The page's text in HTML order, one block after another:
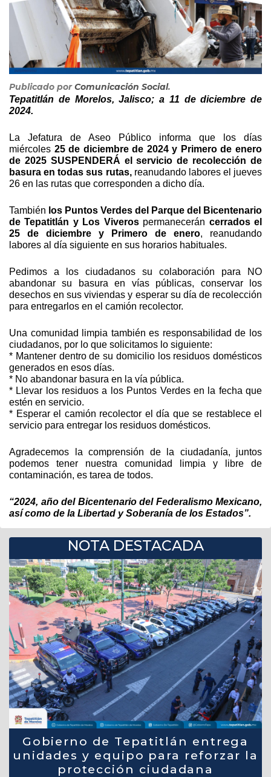
Publicado porComunicación Social.
Tepatitlán de Morelos, Jalisco; a 11 de diciembre de
2024.
La Jefatura de Aseo Público informa que los días
miércoles 25 de diciembre de 2024 y Primero de enero
de 2025 SUSPENDERÁ el servicio de recolección de
basura en todas sus rutas, reanudando labores el jueves
26 en las rutas que corresponden a dicho día.
También los Puntos Verdes del Parque del Bicentenario
de Tepatitlán y Los Viveros permanecerán cerrados el
25 de diciembre y Primero de enero, reanudando
labores al día siguiente en sus horarios habituales.
Pedimos a los ciudadanos su colaboración para NO
abandonar su basura en vías públicas, conservar los
desechos en sus viviendas y esperar su día de recolección
para entregarlos en el camión recolector.
Una comunidad limpia también es responsabilidad de los
ciudadanos, por lo que solicitamos lo siguiente:
* Mantener dentro de su domicilio los residuos domésticos
generados en esos días.
* No abandonar basura en la vía pública.
* Llevar los residuos a los Puntos Verdes en la fecha que
estén en servicio.
* Esperar el camión recolector el día que se restablece el
servicio para entregar los residuos domésticos.
Agradecemos la comprensión de la ciudadanía, juntos
podemos tener nuestra comunidad limpia y libre de
contaminación, es tarea de todos.
“2024, año del Bicentenario del Federalismo Mexicano,
así como de la Libertad y Soberanía de los Estados”.
NOTA DESTACADA
Gobierno de Tepatitlán entrega
unidades y equipo para reforzar la
protección ciudadana